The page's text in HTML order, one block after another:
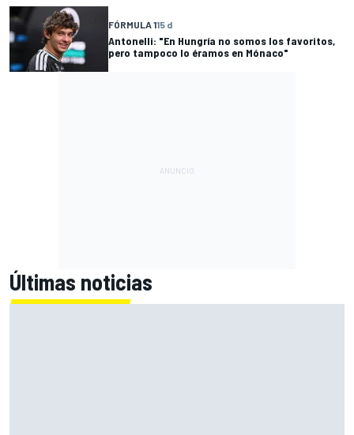
FÓRMULA 115 d
Antonelli: "En Hungría no somos los favoritos,
pero tampoco lo éramos en Mónaco"
Últimas noticias